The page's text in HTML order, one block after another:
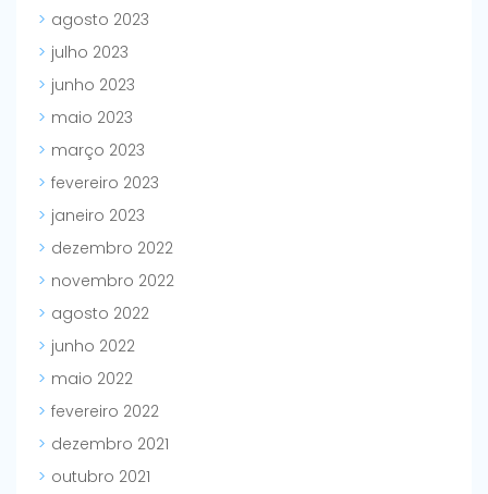
agosto 2023
julho 2023
junho 2023
maio 2023
março 2023
fevereiro 2023
janeiro 2023
dezembro 2022
novembro 2022
agosto 2022
junho 2022
maio 2022
fevereiro 2022
dezembro 2021
outubro 2021